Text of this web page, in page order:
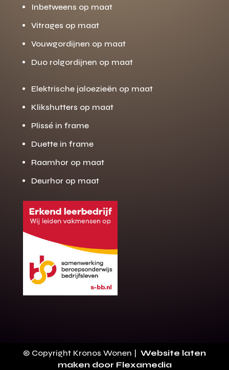
Gratis offerte
op maat?
Binnen 24 uur jouw gratis offerte
10 jaar garantie op de montage
100+ stoffen
Inbetweens op maat
Vitrages op maat
Vouwgordijnen op maat
Duo rolgordijnen op maat
Elektrische jaloezieën op maat
Klikshutters op maat
Plissé in frame
Duette in frame
Raamhor op maat
Deurhor op maat
© Copyright Kronos Wonen | Website laten
maken door Flexamedia